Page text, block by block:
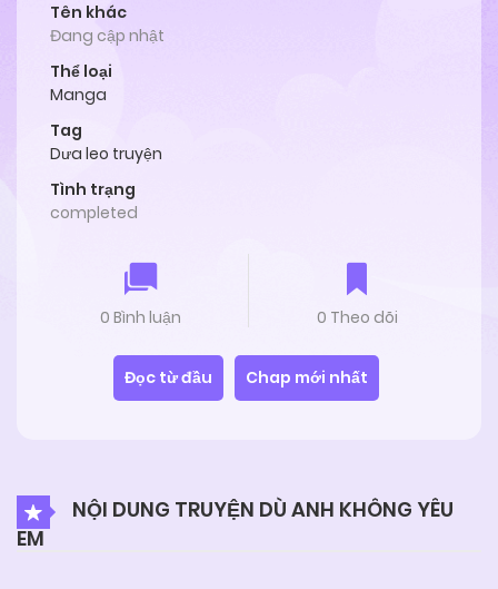
Tên khác
Đang cập nhật
Thể loại
Manga
Tag
Dưa leo truyện
Tình trạng
completed
0 Bình luận 0 Theo dõi
Đọc từ đầu Chap mới nhất
NỘI DUNG TRUYỆN DÙ ANH KHÔNG YÊU
EM